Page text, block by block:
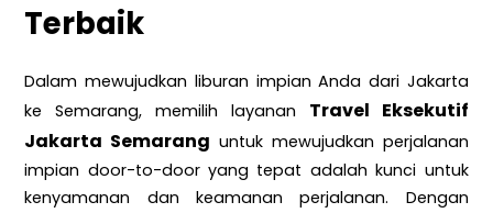
Terbaik
Dalam mewujudkan liburan impian Anda dari Jakarta
ke Semarang, memilih layanan Travel Eksekutif
Jakarta Semarang untuk mewujudkan perjalanan
impian door-to-door yang tepat adalah kunci untuk
kenyamanan dan keamanan perjalanan. Dengan